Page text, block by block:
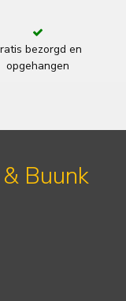
bezorgd en
opgehangen
Buunk